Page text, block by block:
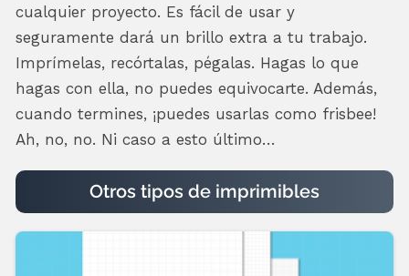
cualquier proyecto. Es fácil de usar y
seguramente dará un brillo extra a tu trabajo.
Imprímelas, recórtalas, pégalas. Hagas lo que
hagas con ella, no puedes equivocarte. Además,
cuando termines, ¡puedes usarlas como frisbee!
Ah, no, no. Ni caso a esto último…
Otros tipos de imprimibles